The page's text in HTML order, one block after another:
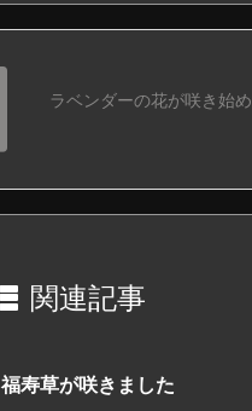
ラベンダーの花が咲き始
関連記事
福寿草が咲きました